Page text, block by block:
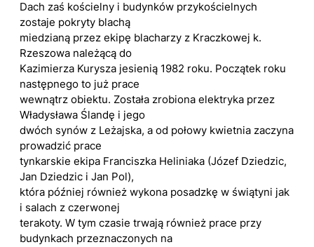
Dach zaś kościelny i budynków przykościelnych
zostaje pokryty blachą
miedzianą przez ekipę blacharzy z Kraczkowej k.
Rzeszowa należącą do
Kazimierza Kurysza jesienią 1982 roku. Początek roku
następnego to już prace
wewnątrz obiektu. Została zrobiona elektryka przez
Władysława Ślandę i jego
dwóch synów z Leżajska, a od połowy kwietnia zaczyna
prowadzić prace
tynkarskie ekipa Franciszka Heliniaka (Józef Dziedzic,
Jan Dziedzic i Jan Pol),
która później również wykona posadzkę w świątyni jak
i salach z czerwonej
terakoty. W tym czasie trwają również prace przy
budynkach przeznaczonych na